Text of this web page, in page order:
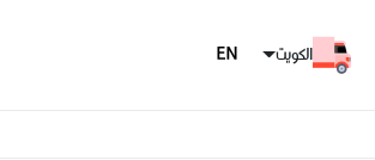
الكويت